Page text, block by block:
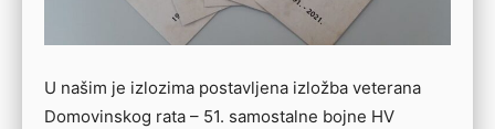
U našim je izlozima postavljena izložba veterana
Domovinskog rata – 51. samostalne bojne HV